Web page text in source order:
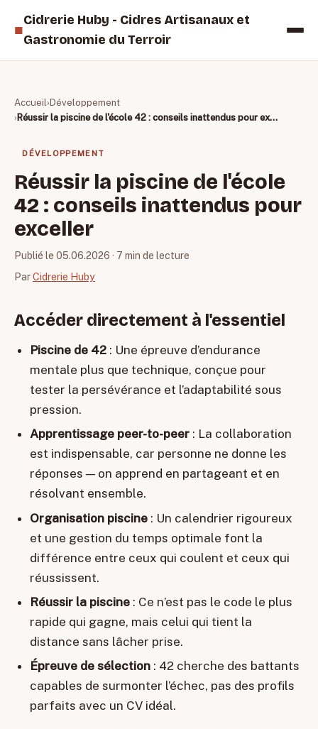
■
Cidrerie Huby - Cidres Artisanaux et
Gastronomie du Terroir
Accueil Développement
Réussir la piscine de l'école 42 : conseils inattendus pour exceller
DÉVELOPPEMENT
Réussir la piscine de l'école
42 : conseils inattendus pour
exceller
Publié le 05.06.2026 · 7 min de lecture
ParCidrerie Huby
Accéder directement à l'essentiel
Piscine de 42 : Une épreuve d’endurance
mentale plus que technique, conçue pour
tester la persévérance et l’adaptabilité sous
pression.
Apprentissage peer-to-peer : La collaboration
est indispensable, car personne ne donne les
réponses — on apprend en partageant et en
résolvant ensemble.
Organisation piscine : Un calendrier rigoureux
et une gestion du temps optimale font la
différence entre ceux qui coulent et ceux qui
réussissent.
Réussir la piscine : Ce n’est pas le code le plus
rapide qui gagne, mais celui qui tient la
distance sans lâcher prise.
Épreuve de sélection : 42 cherche des battants
capables de surmonter l’échec, pas des profils
parfaits avec un CV idéal.